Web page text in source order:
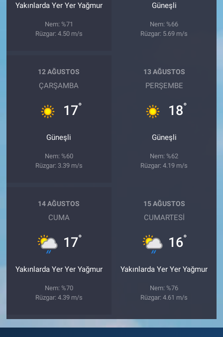
Yakınlarda Yer Yer Yağmur
Nem: %71
Rüzgar: 4.50 m/s
Güneşli
Nem: %66
Rüzgar: 5.69 m/s
12 AĞUSTOS
ÇARŞAMBA
17°
Güneşli
Nem: %60
Rüzgar: 3.39 m/s
13 AĞUSTOS
PERŞEMBE
18°
Güneşli
Nem: %62
Rüzgar: 4.19 m/s
14 AĞUSTOS
CUMA
17°
Yakınlarda Yer Yer Yağmur
Nem: %70
Rüzgar: 4.39 m/s
15 AĞUSTOS
CUMARTESI
16°
Yakınlarda Yer Yer Yağmur
Nem: %76
Rüzgar: 4.61 m/s